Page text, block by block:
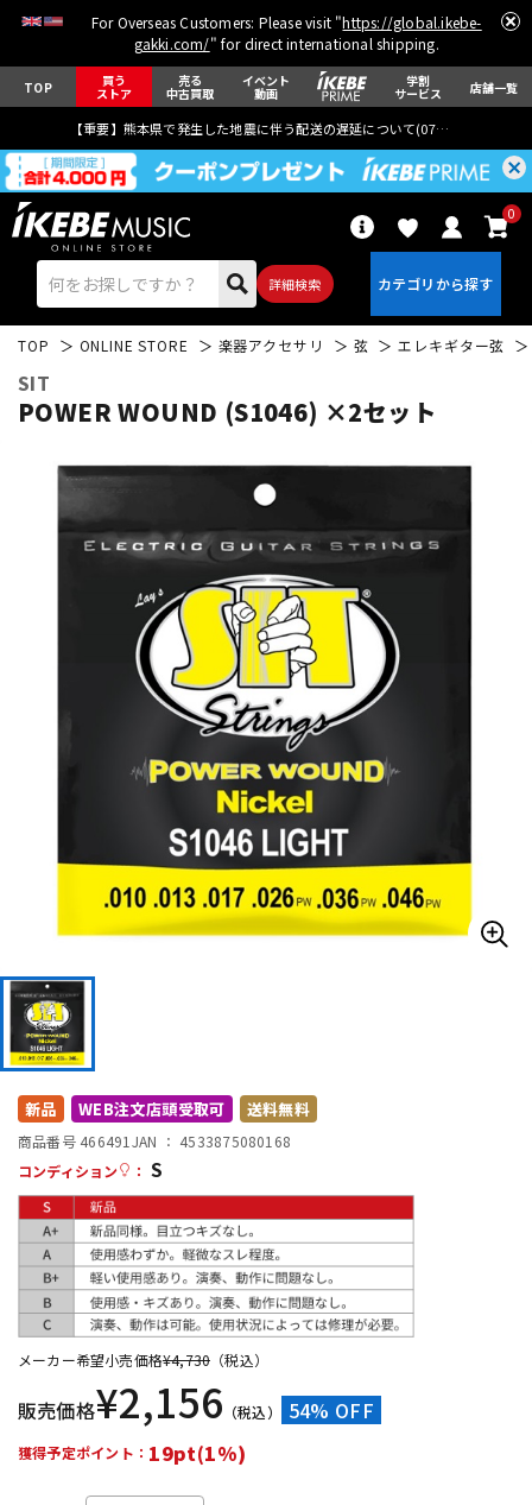
For Overseas Customers: Please visit "https://global.ikebe-
gakki.com/" for direct international shipping.
TOP 買う
ストア
売る
中古買取
イベント
動画
学割
サービス 店舗一覧
【重要】熊本県で発生した地震に伴う配送の遅延について(07月29日
詳細検索
0
エレキギター
ウクレレ
ドラム パーカッション
その他楽器
アンプ エフェクター
配信/ライブ機器
中古
TOP ONLINE STORE 楽器アクセサリ 弦 エレキギター弦
SIT
POWER WOUND (S1046) ×2セット
新品 WEB注文店頭受取可 送料無料
商品番号 466491 JAN ： 4533875080168
コンディション
： S
メーカー希望小売価格¥4,730 （税込）
販売価格¥2,156 （税込） 54% OFF
獲得予定ポイント： 19pt(1%)